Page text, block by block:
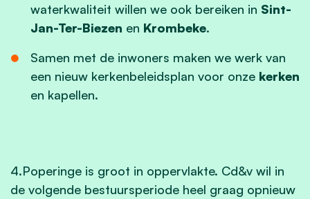
waterkwaliteit willen we ook bereiken in Sint-
Jan-Ter-Biezen en Krombeke.
Samen met de inwoners maken we werk van
een nieuw kerkenbeleidsplan voor onze kerken
en kapellen.
4.Poperinge is groot in oppervlakte. Cd&v wil in
de volgende bestuursperiode heel graag opnieuw